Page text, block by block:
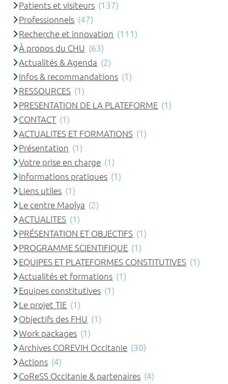
Patients et visiteurs (137)
Professionnels (47)
Recherche et innovation (111)
À propos du CHU (63)
Actualités & Agenda (2)
Infos & recommandations (1)
RESSOURCES (1)
PRESENTATION DE LA PLATEFORME (1)
CONTACT (1)
ACTUALITES ET FORMATIONS (1)
Présentation (1)
Votre prise en charge (1)
Informations pratiques (1)
Liens utiles (1)
Le centre Maolya (2)
ACTUALITES (1)
PRÉSENTATION ET OBJECTIFS (1)
PROGRAMME SCIENTIFIQUE (1)
EQUIPES ET PLATEFORMES CONSTITUTIVES (1)
Actualités et formations (1)
Equipes constitutives (1)
Le projet TIE (1)
Objectifs des FHU (1)
Work packages (1)
Archives COREVIH Occitanie (30)
Actions (4)
CoReSS Occitanie & partenaires (4)